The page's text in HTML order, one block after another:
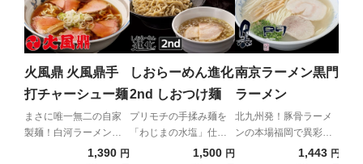
火風鼎 火風鼎手
打チャーシュー麺
まさに唯一無二の自家
製麺！白河ラーメンの
1,390 円
しおらーめん進化
2nd しおつけ麺
プリモチの手揉み麺を
「わじまの水塩」仕立
ての昆布水と啜る！
1,500 円
南京ラーメン黒門
ラーメン
北九州発！豚骨ラーメ
ンの本場福岡で異彩を
放つ、端正な豚骨清湯
1,443 円